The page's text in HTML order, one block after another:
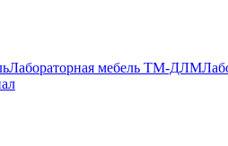
Лабораторная мебель ТМ-ДЛМ